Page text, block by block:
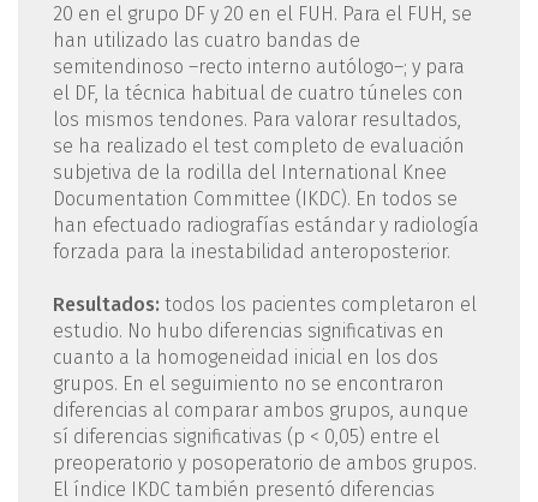
20 en el grupo DF y 20 en el FUH. Para el FUH, se
han utilizado las cuatro bandas de
semitendinoso –recto interno autólogo–; y para
el DF, la técnica habitual de cuatro túneles con
los mismos tendones. Para valorar resultados,
se ha realizado el test completo de evaluación
subjetiva de la rodilla del International Knee
Documentation Committee (IKDC). En todos se
han efectuado radiografías estándar y radiología
forzada para la inestabilidad anteroposterior.
Resultados: todos los pacientes completaron el
estudio. No hubo diferencias significativas en
cuanto a la homogeneidad inicial en los dos
grupos. En el seguimiento no se encontraron
diferencias al comparar ambos grupos, aunque
sí diferencias significativas (p < 0,05) entre el
preoperatorio y posoperatorio de ambos grupos.
El índice IKDC también presentó diferencias